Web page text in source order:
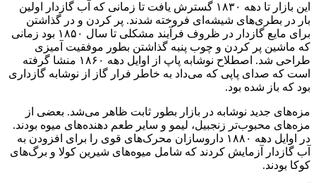
این بازار تا دهه ۱۸۳۰ گسترش یافت تا زمانی که آب گازدار اولین
بار در بطری‌های شیشه‌ای فروخته شدند. پر کردن و در گذاشتن
برای مایع گازدار در ظروف فرآیند مشکلی تا سال ۱۸۵۰ بود زمانی
که ماشین پر کردن و چوب پنبه گذاشتن بطور موفقیت آمیزی
طراحی شد. اصطلاح نوشابه پاپ از اوایل دهه ۱۸۶۰ منشا گرفته
است که صدای پاپی که می‌داد به خاطر فرار گاز از نوشابه گازداری
بود که باز شده بود.
مزه‌های جدید نوشابه در بازار بطور ثابت ظاهر می‌شد. بعضی از
مزه‌های محبوب‌تر زنجبیل، لیمو و سایر طعم دهنده‌های میوه بودند.
در اوایل دهه ۱۸۸۰ داروسازان محرک‌های قوی را برای افزودن به
آب گازدار آزمایش کردند که شامل میوه‌های شیرین کولا و برگ‌های
کوکا بودند.